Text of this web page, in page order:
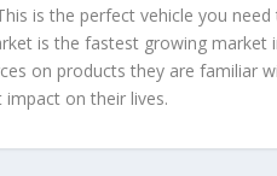
is the perfect vehicle you
is the fastest growing
on products they are familiar
on their lives.